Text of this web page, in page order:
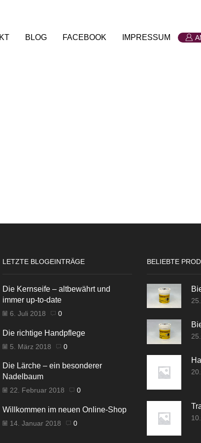
BLOG FACEBOOK IMPRESSUM
LETZTE BLOGEINTRÄGE
Die Kernseife – altbewährt und
immer up-to-date
6. Juli 2018 0
Die richtige Handpflege
5. März 2018 0
Die Lärche – ein besonderer
Nadelbaum
22. Februar 2018 0
Willkommen im neuen Online-Shop
14. Januar 2018 0
BELIEBTE